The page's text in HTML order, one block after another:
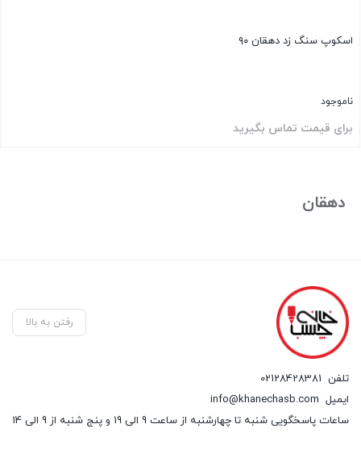
اسکوپ سنگ زد دهقان ۹۰
ناموجود
برای قیمت تماس بگیرید
دهقان
رفتن به بالا
تلفن 02128428381
ایمیل info@khanechasb.com
ساعات پاسخگویی شنبه تا چهارشنبه از ساعت 9 الی 19 و پنج شنبه از 9 الی 14